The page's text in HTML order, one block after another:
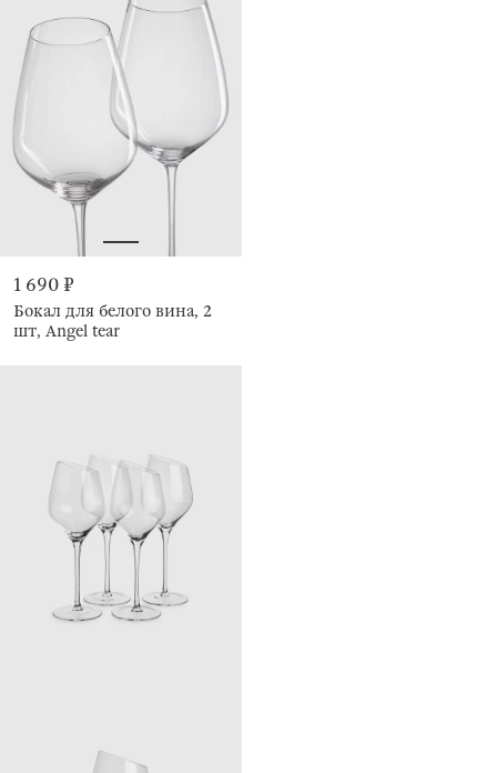
1 690 ₽
Бокал для белого вина, 2
шт, Angel tear